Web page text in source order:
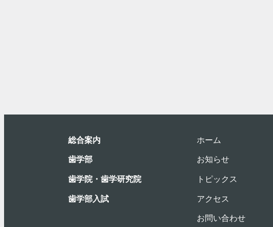
総合案内
⻭学部
歯学院・⻭学研究院
歯学部入試
ホーム
お知らせ
トピックス
アクセス
お問い合わせ